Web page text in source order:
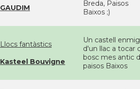
GAUDIM
Breda, Paisos
Baixos ;)
Llocs fantàstics
Kasteel Bouvigne
Un castell enmig
d'un llac a tocar
bosc mes antic
paisos Baixos